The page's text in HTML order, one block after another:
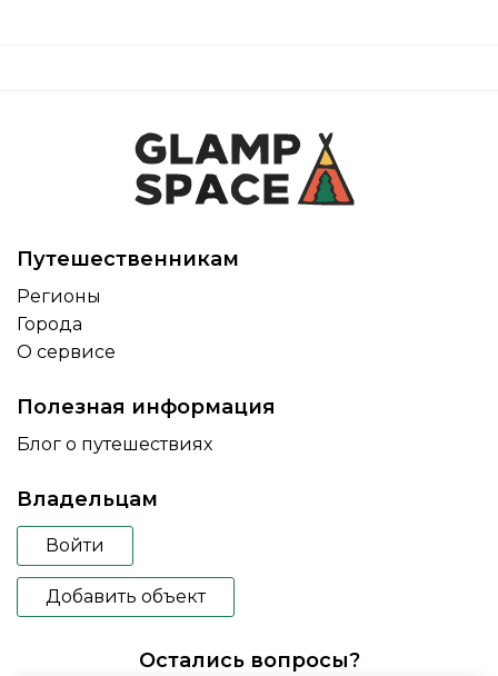
Путешественникам
Регионы
Города
О сервисе
Полезная информация
Блог о путешествиях
Владельцам
Войти
Добавить объект
Остались вопросы?